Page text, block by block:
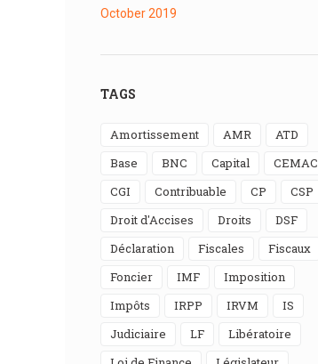
October2019
TAGS
Amortissement AMR
ATD
Base
BNC Capital
CEMAC
CGI
Contribuable CP
CSP
Droit d'Accises
Droits
DSF
Déclaration
Fiscales
Fiscaux
Foncier
IMF
Imposition
Impôts
IRPP IRVM
IS
Judiciaire
LF
Libératoire